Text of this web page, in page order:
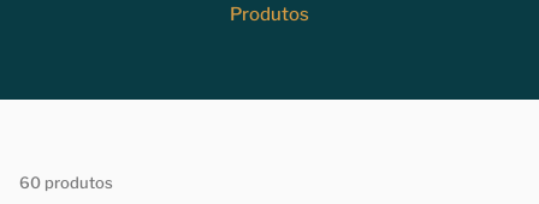
Produtos
60 produtos